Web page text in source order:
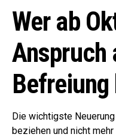
Wer ab
Anspruch
Befreiung
Die wichtigste
beziehen und nicht